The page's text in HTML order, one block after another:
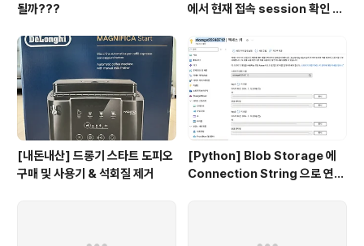
될까???
에서 현재 접속 session 확인 및
[내돈내산] 드롱기 스타트 도피오
구매 및 사용기 & 석회질 제거
[Python] Blob Storage 에
Connection String 으로 연결